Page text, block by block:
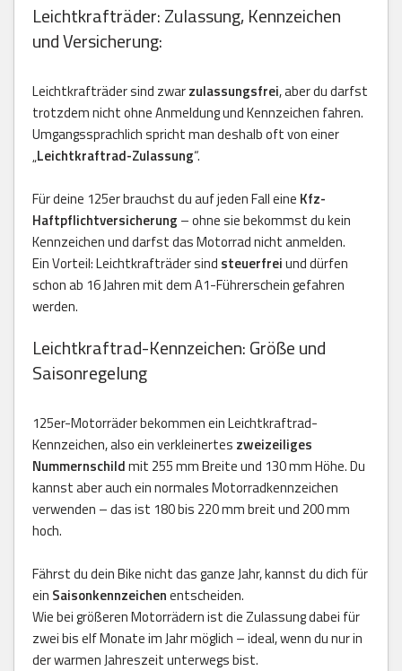
Leichtkrafträder: Zulassung, Kennzeichen
und Versicherung:
Leichtkrafträder sind zwarzulassungsfrei, aber du darfst
trotzdem nicht ohne Anmeldung und Kennzeichen fahren.
Umgangssprachlich spricht man deshalb oft von einer
„Leichtkraftrad-Zulassung“.
Für deine 125er brauchst du auf jeden Fall eine Kfz-
Haftpflichtversicherung – ohne sie bekommst du kein
Kennzeichen und darfst das Motorrad nicht anmelden.
Ein Vorteil: Leichtkrafträder sind steuerfreiund dürfen
schon ab 16 Jahren mit dem A1-Führerschein gefahren
werden.
Leichtkraftrad-Kennzeichen: Größe und
Saisonregelung
125er-Motorräder bekommen ein Leichtkraftrad-
Kennzeichen, also ein verkleinertes zweizeiliges
Nummernschildmit 255 mm Breite und 130 mm Höhe. Du
kannst aber auch ein normales Motorradkennzeichen
verwenden – das ist 180 bis 220 mm breit und 200 mm
hoch.
Fährst du dein Bike nicht das ganze Jahr, kannst du dich für
ein Saisonkennzeichenentscheiden.
Wie bei größeren Motorrädern ist die Zulassung dabei für
zwei bis elf Monate im Jahr möglich – ideal, wenn du nur in
der warmen Jahreszeit unterwegs bist.